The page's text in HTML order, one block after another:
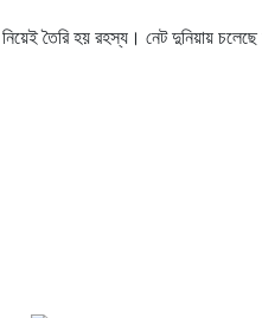
তৈরি হয় রহস্য। নেট দুনিয়ায়